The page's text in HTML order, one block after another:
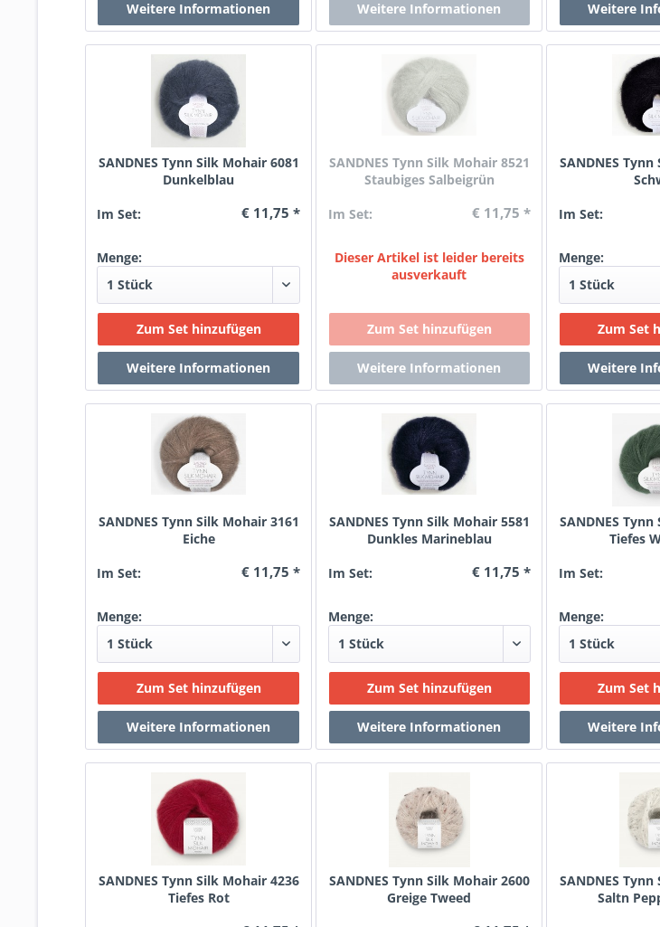
SANDNES Tynn Silk Mohair 6081
Dunkelblau
Im Set:
€ 11,75 *
Menge:
SANDNES Tynn Silk Mohair 8521
Staubiges Salbeigrün
Im Set:
€ 11,75 *
Dieser Artikel ist leider bereits
ausverkauft
SANDNES
Im Set:
Menge:
SANDNES Tynn Silk Mohair 3161
Eiche
Im Set:
€ 11,75 *
Menge:
SANDNES Tynn Silk Mohair 5581
Dunkles Marineblau
Im Set:
€ 11,75 *
Menge:
SANDNES
Tiefes
Im Set:
Menge:
SANDNES Tynn Silk Mohair 4236
Tiefes Rot
SANDNES Tynn Silk Mohair 2600
Greige Tweed
SANDNES
Saltn